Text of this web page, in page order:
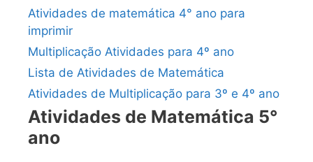
Atividades de matemática 4° ano para
imprimir
Multiplicação Atividades para 4º ano
Lista de Atividades de Matemática
Atividades de Multiplicação para 3º e 4º ano
Atividades de Matemática 5°
ano